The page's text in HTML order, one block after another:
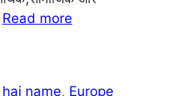
Read more
name, Europe